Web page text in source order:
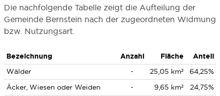
Die nachfolgende Tabelle zeigt die Aufteilung der
Gemeinde Bernstein nach der zugeordneten Widmung
bzw. Nutzungsart.
Bezeichnung Anzahl Fläche
Anteil
Wälder
- 25,05 km²
64,25%
Äcker, Wiesen oder Weiden
- 9,65 km² 24,75%